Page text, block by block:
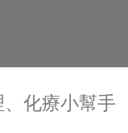
化療小幫手